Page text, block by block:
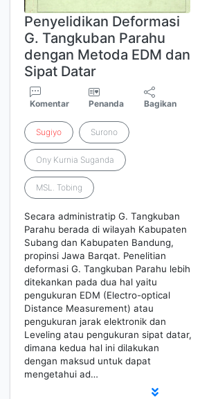
Penyelidikan Deformasi
G. Tangkuban Parahu
dengan Metoda EDM dan
Sipat Datar
Komentar Penanda Bagikan
Sugiyo Surono
Ony Kurnia Suganda
MSL. Tobing
Secara administratip G. Tangkuban
Parahu berada di wilayah Kabupaten
Subang dan Kabupaten Bandung,
propinsi Jawa Barqat. Penelitian
deformasi G. Tangkuban Parahu lebih
ditekankan pada dua hal yaitu
pengukuran EDM (Electro-optical
Distance Measurement) atau
pengukuran jarak elektronik dan
Leveling atau pengukuran sipat datar,
dimana kedua hal ini dilakukan
dengan maksud untuk dapat
mengetahui ad…